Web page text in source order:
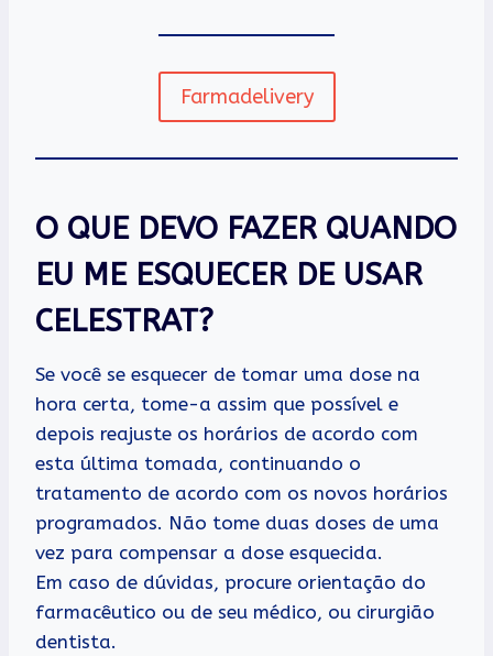
Farmadelivery
O QUE DEVO FAZER QUANDO
EU ME ESQUECER DE USAR
CELESTRAT?
Se você se esquecer de tomar uma dose na
hora certa, tome-a assim que possível e
depois reajuste os horários de acordo com
esta última tomada, continuando o
tratamento de acordo com os novos horários
programados. Não tome duas doses de uma
vez para compensar a dose esquecida.
Em caso de dúvidas, procure orientação do
farmacêutico ou de seu médico, ou cirurgião
dentista.